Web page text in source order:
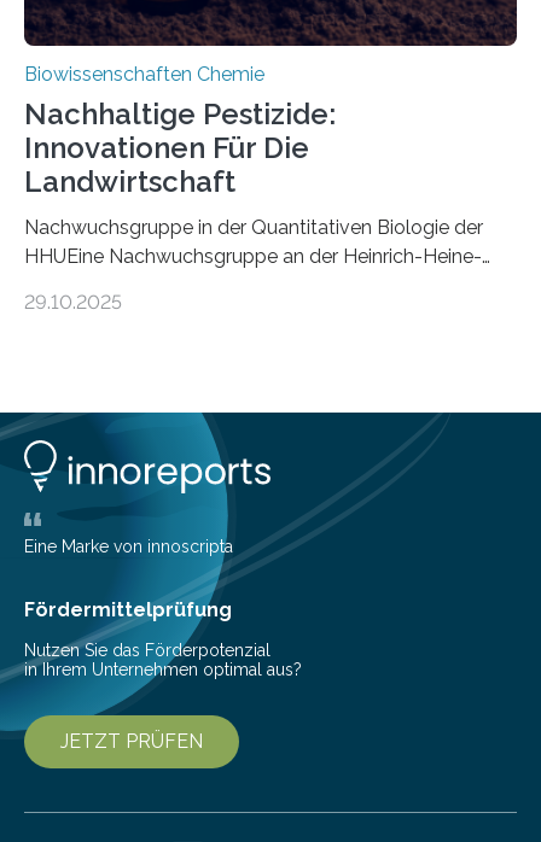
Biowissenschaften Chemie
Nachhaltige Pestizide:
Innovationen Für Die
Landwirtschaft
Nachwuchsgruppe in der Quantitativen Biologie der
HHUEine Nachwuchsgruppe an der Heinrich-Heine-
fünf Jahren erforschen, wie Bakterien auf
Insektenblume. Das Bundesministerium für Forschung,
Technologie und Raumfahrt (BMFTR) fördert das
Projekt im Rahmen der Nationalen
Bioökonomiestrategie mit rund 2,7 Millionen Euro.
Pestizide sind äußerst wichtig, um die globale
Ernährung zu sichern. Ohne sie besteht die weltweite
Gefahr erheblicher…
29.10.2025
Eine Marke von innoscripta
Fördermittelprüfung
Nutzen Sie das Förderpotenzial
in Ihrem Unternehmen optimal aus?
JETZT PRÜFEN